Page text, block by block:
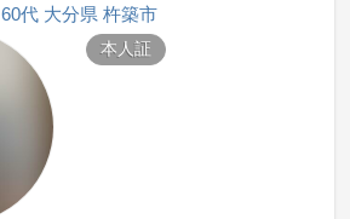
60代 大分県 杵築市
本人証